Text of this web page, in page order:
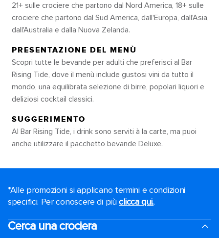
21+ sulle crociere che partono dal Nord America, 18+ sulle
crociere che partono dal Sud America, dall'Europa, dall'Asia,
dall'Australia e dalla Nuova Zelanda.
PRESENTAZIONE DEL MENÙ
Scopri tutte le bevande per adulti che preferisci al Bar
Rising Tide, dove il menù include gustosi vini da tutto il
mondo, una equilibrata selezione di birre, popolari liquori e
deliziosi cocktail classici.
SUGGERIMENTO
Al Bar Rising Tide, i drink sono serviti à la carte, ma puoi
anche utilizzare il pacchetto bevande Deluxe.
*Alle promozioni si applicano termini e condizioni
specifici. Per conoscere di piùclicca qui..
Cerca una crociera